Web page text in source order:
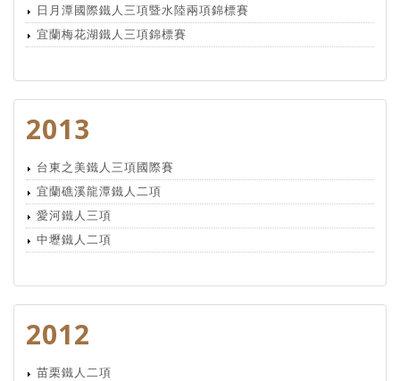
日月潭國際鐵人三項暨水陸兩項錦標賽
宜蘭梅花湖鐵人三項錦標賽
2013
台東之美鐵人三項國際賽
宜蘭礁溪龍潭鐵人二項
愛河鐵人三項
中壢鐵人二項
2012
苗栗鐵人二項